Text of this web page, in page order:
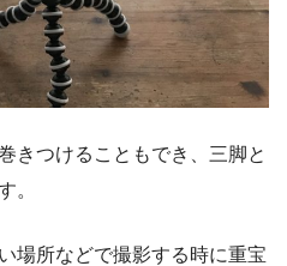
きつけることもでき、三脚と
。
場所などで撮影する時に重宝